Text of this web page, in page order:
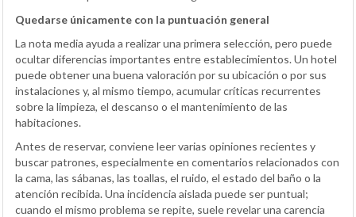
Quedarse únicamente con la puntuación general
La nota media ayuda a realizar una primera selección, pero puede
ocultar diferencias importantes entre establecimientos. Un hotel
puede obtener una buena valoración por su ubicación o por sus
instalaciones y, al mismo tiempo, acumular críticas recurrentes
sobre la limpieza, el descanso o el mantenimiento de las
habitaciones.
Antes de reservar, conviene leer varias opiniones recientes y
buscar patrones, especialmente en comentarios relacionados con
la cama, las sábanas, las toallas, el ruido, el estado del baño o la
atención recibida. Una incidencia aislada puede ser puntual;
cuando el mismo problema se repite, suele revelar una carencia